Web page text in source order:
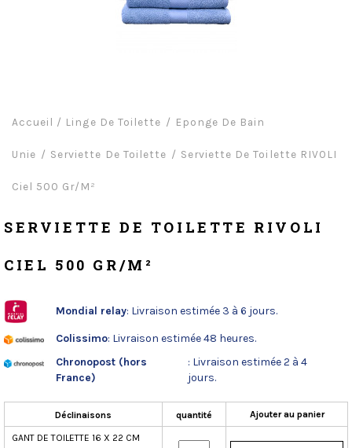
Accueil / Linge De Toilette Eponge De Bain
Unie Serviette De Toilette Serviette De Toilette RIVOLI
Ciel 500 Gr/m²
SERVIETTE DE TOILETTE RIVOLI
CIEL 500 GR/M²
Mondial relay: Livraison estimée 3 à 6 jours.
Colissimo: Livraison estimée 48 heures.
Chronopost (hors
France)
: Livraison estimée 2 à 4
jours.
Déclinaisons quantité Ajouter au panier
GANT DE TOILETTE 16 X 22 CM